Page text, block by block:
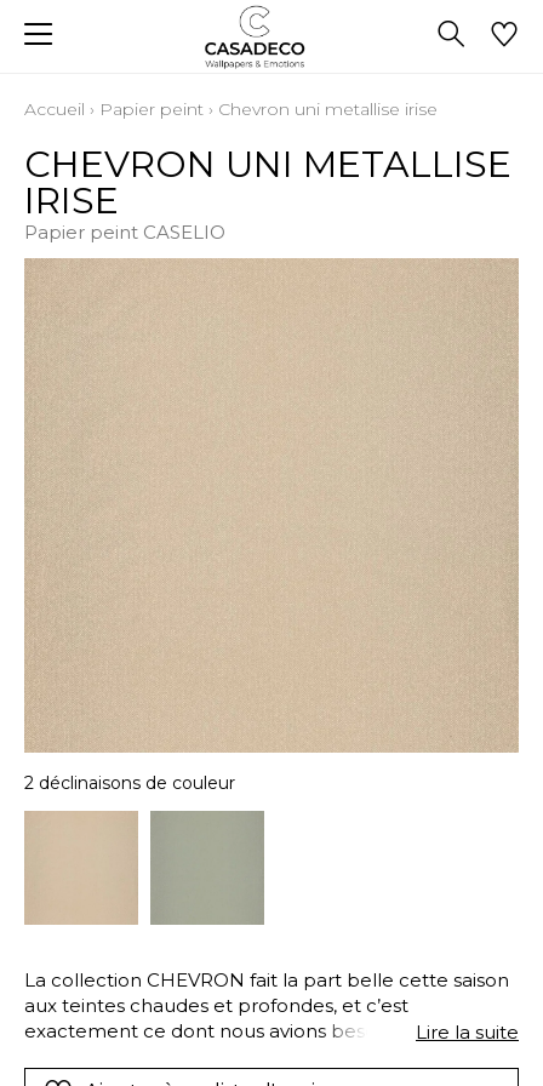
Accueil › Papier peint › Chevron uni metallise irise
CHEVRON UNI METALLISE
IRISE
Papier peint CASELIO
2 déclinaisons de couleur
La collection CHEVRON fait la part belle cette saison
aux teintes chaudes et profondes, et c’est
exactement ce dont nous avions besoin pourLire la suite